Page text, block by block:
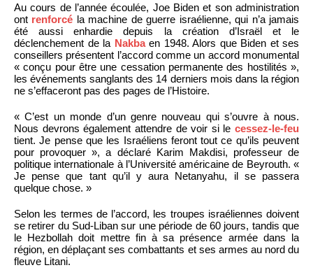
Au cours de l’année écoulée, Joe Biden et son administration
ont renforcé la machine de guerre israélienne, qui n’a jamais
été aussi enhardie depuis la création d’Israël et le
déclenchement de la Nakbaen 1948. Alors que Biden et ses
conseillers présentent l’accord comme un accord monumental
« conçu pour être une cessation permanente des hostilités »,
les événements sanglants des 14 derniers mois dans la région
ne s’effaceront pas des pages de l’Histoire.
« C’est un monde d’un genre nouveau qui s’ouvre à nous.
Nous devrons également attendre de voir si le cessez-le-feu
tient. Je pense que les Israéliens feront tout ce qu’ils peuvent
pour provoquer », a déclaré Karim Makdisi, professeur de
politique internationale à l’Université américaine de Beyrouth. «
Je pense que tant qu’il y aura Netanyahu, il se passera
quelque chose. »
Selon les termes de l’accord, les troupes israéliennes doivent
se retirer du Sud-Liban sur une période de 60 jours, tandis que
le Hezbollah doit mettre fin à sa présence armée dans la
région, en déplaçant ses combattants et ses armes au nord du
fleuve Litani.